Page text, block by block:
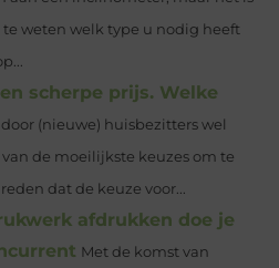
te weten welk type u nodig heeft
scherpe prijs. Welke
(nieuwe) huisbezitters wel
van de moeilijkste keuzes om te
dat de keuze voor...
afdrukken doe je
Met de komst van